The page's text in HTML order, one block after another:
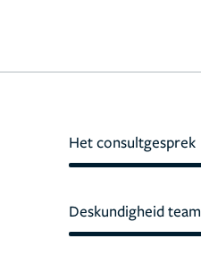
Het consultgesprek
Deskundigheid team